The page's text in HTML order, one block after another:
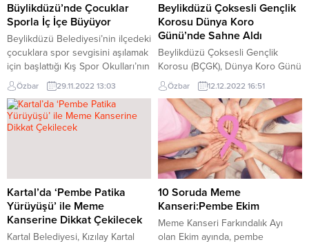
Büylikdüzü’nde Çocuklar
Sporla İç İçe Büyüyor
Beylikdüzü Belediyesi’nin ilçedeki
çocuklara spor sevgisini aşılamak
için başlattığı Kış Spor Okulları’nın
2022 yılı birinci dönemi
doludizgin devam ediyor. 16 farklı
branşta ücretsiz eğitim alan 2 bin
229 sporcu, keyifli vakit
geçirmenin yanı sıra kendilerini
Spor Hizmetleri Müdürlüğü
tarafından çocukların sporla iç...
Özbar 29.11.2022 13:03
Beylikdüzü Çoksesli Gençlik
Korosu Dünya Koro
Günü’nde Sahne Aldı
Beylikdüzü Çoksesli Gençlik
Korosu (BÇGK), Dünya Koro Günü
kapsamında düzenlenen Korolar
Maratonu’nda dinleyicileriyle
buluştu. Türkiye’nin farklı
bölgelerinden gelen koroların
sahne aldığı etkinlikte büyük
beğeni toplayan BÇGK,
müzikseverlerin beğenisini
topladı. Dünya Koro Günü
kapsamında Türkiye’nin farklı
bölgelerinden gelen 16 koro ile
birlikte sahne alan Beylikdüzü
Çoksesli Gençlik Korosu (BÇGK),
Özbar 12.12.2022 16:51
Kartal’da ‘Pembe Patika
Yürüyüşü’ ile Meme
Kanserine Dikkat Çekilecek
Kartal Belediyesi, Kızılay Kartal
10 Soruda Meme
Kanseri:Pembe Ekim
Meme Kanseri Farkındalık Ayı
olan Ekim ayında, pembe